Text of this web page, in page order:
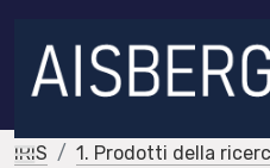
IRIS
1. Prodotti della